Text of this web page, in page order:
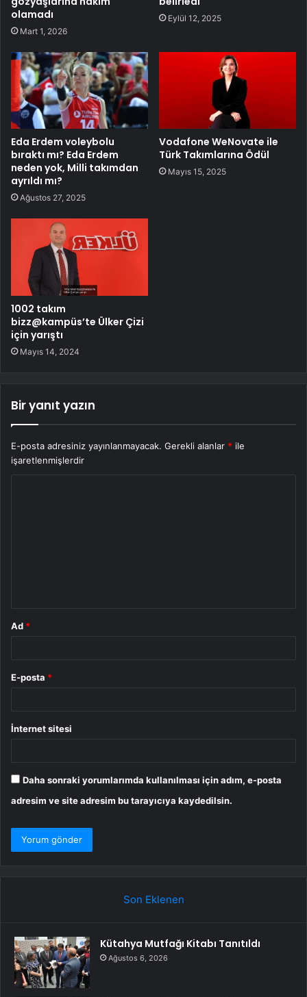
olamadı
Mart 1, 2026
Eylül 12, 2025
Eda Erdem voleybolu
bıraktı mı? Eda Erdem
neden yok, Milli takımdan
ayrıldı mı?
Ağustos 27, 2025
Vodafone WeNovate ile
Türk Takımlarına Ödül
Mayıs 15, 2025
1002 takım
bizz@kampüs’te Ülker Çizi
için yarıştı
Mayıs 14, 2024
Bir yanıt yazın
E-posta adresiniz yayınlanmayacak. Gerekli alanlar * ile
işaretlenmişlerdir
Ad *
E-posta *
İnternet sitesi
Daha sonraki yorumlarımda kullanılması için adım, e-posta
adresim ve site adresim bu tarayıcıya kaydedilsin.
Son Eklenen
Kütahya Mutfağı Kitabı Tanıtıldı
Ağustos 6, 2026